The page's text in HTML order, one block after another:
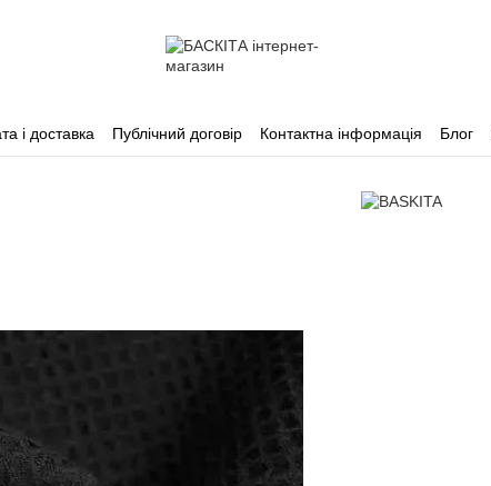
і доставка Публічний договір Контактна інформація Блог